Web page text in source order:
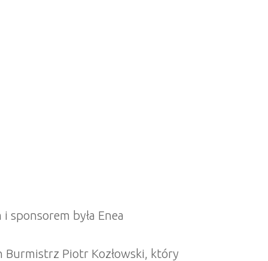
sponsorem była Enea
Burmistrz Piotr Kozłowski, który